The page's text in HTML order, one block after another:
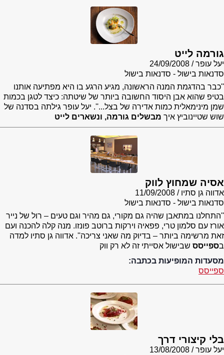
גורמה לייט
יעל עופר
24/09/2008
סדנאות בישול - סדנאות בישול
''כבר בהדגמת המנה הראשונה, מגיע הרגע בו היא מפתיעה אותנו
בטיפ שהוא אבן היסוד החשובה ביותר של שיטתה: כיצד לטגן בכמות
שמן מינימאלית כמות אדירה של בצל...''. יעל עופר גילתה בסדנה של
שוש שטיינוביץ איך מבשלים גורמה, ונשארים לייט
אסיה שמחוץ לווק
אדווה גן סתיו
11/09/2008
סדנאות בישול - סדנאות בישול
''התחלנו במתאבן שהיה גם מקורי, גם מהיר וגם טעים – רול של נייר
אורז עם סלמון טרי, פפאיה וירקות ברוטב פונזו. מנה קלה להכנה ועם
זאת מרשימה ביותר – בדיוק מה שאני צריכה''. אדווה גן סתיו למדה
בספייסס שבישול אסייתי זה לא רק ווק
מסעדות המופיעות בכתבה:
ספייסס
בלי קיצורי דרך
יעל עופר
13/08/2008